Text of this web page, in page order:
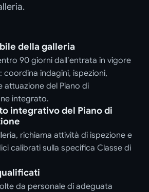
della galleria
90 giorni dall’entrata in vigore
coordina indagini, ispezioni,
attuazione del Piano di
integrato.
integrativo del Piano di
richiama attività di ispezione e
calibrati sulla specifica Classe di
da personale di adeguata